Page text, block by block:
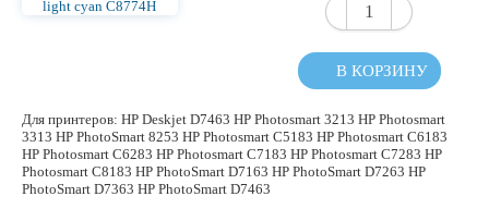
В КОРЗИНУ
Для принтеров: HP Deskjet D7463 HP Photosmart 3213 HP Photosmart
3313 HP PhotoSmart 8253 HP Photosmart C5183 HP Photosmart C6183
HP Photosmart C6283 HP Photosmart C7183 HP Photosmart C7283 HP
Photosmart C8183 HP PhotoSmart D7163 HP PhotoSmart D7263 HP
PhotoSmart D7363 HP PhotoSmart D7463